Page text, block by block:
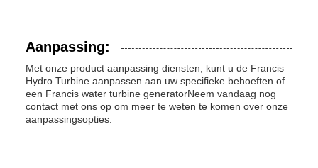
Aanpassing:
Met onze product aanpassing diensten, kunt u de Francis
Hydro Turbine aanpassen aan uw specifieke behoeften.of
een Francis water turbine generatorNeem vandaag nog
contact met ons op om meer te weten te komen over onze
aanpassingsopties.